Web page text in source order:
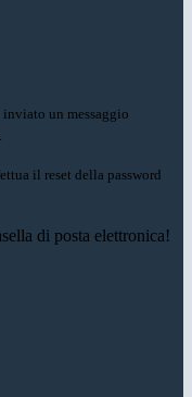
inviato un messaggio
il reset della password
di posta elettronica!